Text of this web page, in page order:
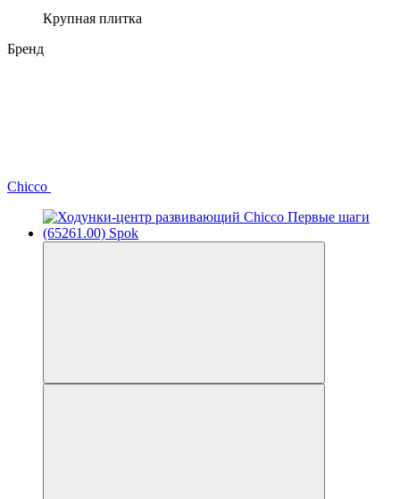
Крупная плитка
Бренд
Chicco